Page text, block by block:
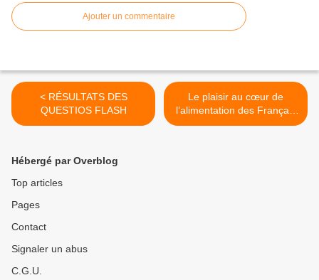
Ajouter un commentaire
< RÉSULTATS DES
QUESTIOS FLASH
Le plaisir au cœur de
l’alimentation des Français
>
Hébergé par Overblog
Top articles
Pages
Contact
Signaler un abus
C.G.U.